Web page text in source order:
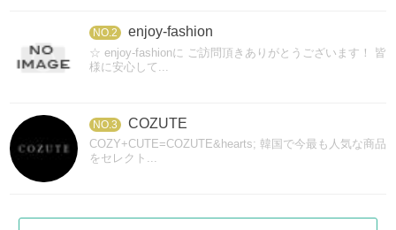
NO.2 enjoy-fashion
☆ enjoy-fashionに ご訪問頂きありがとうございます！ 皆
様に安心して...
NO.3 COZUTE
COZY+CUTE=COZUTE&hearts; 韓国で今最も人気な商品
をセレクト...